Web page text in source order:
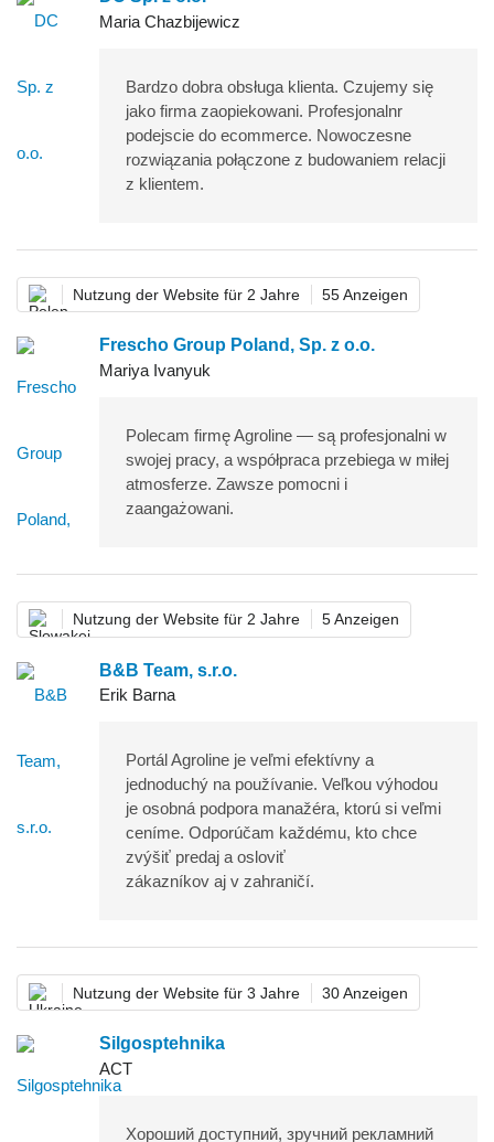
Maria Chazbijewicz
Bardzo dobra obsługa klienta. Czujemy się
jako firma zaopiekowani. Profesjonalnr
podejscie do ecommerce. Nowoczesne
rozwiązania połączone z budowaniem relacji
z klientem.
Nutzung der Website für 2 Jahre 55 Anzeigen
Frescho Group Poland, Sp. z o.o.
Mariya Ivanyuk
Polecam firmę Agroline — są profesjonalni w
swojej pracy, a współpraca przebiega w miłej
atmosferze. Zawsze pomocni i
zaangażowani.
Nutzung der Website für 2 Jahre 5 Anzeigen
B&B Team, s.r.o.
Erik Barna
Portál Agroline je veľmi efektívny a
jednoduchý na používanie. Veľkou výhodou
je osobná podpora manažéra, ktorú si veľmi
ceníme. Odporúčam každému, kto chce
zvýšiť predaj a osloviť
zákazníkov aj v zahraničí.
Nutzung der Website für 3 Jahre 30 Anzeigen
Silgosptehnika
АСТ
Хороший доступний, зручний рекламний